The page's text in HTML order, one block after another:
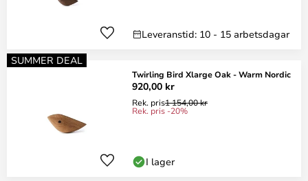
Leveranstid: 10 - 15 arbetsdagar
SUMMER DEAL
Twirling Bird Xlarge Oak - Warm Nordic
920,00 kr
Rek. pris1 154,00 kr
Rek. pris -20%
I lager